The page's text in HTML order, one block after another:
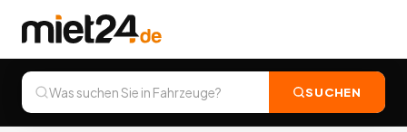
SUCHEN